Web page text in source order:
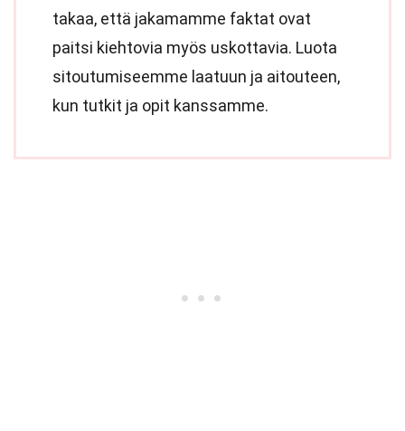
takaa, että jakamamme faktat ovat
paitsi kiehtovia myös uskottavia. Luota
sitoutumiseemme laatuun ja aitouteen,
kun tutkit ja opit kanssamme.